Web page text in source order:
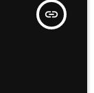
insert_link